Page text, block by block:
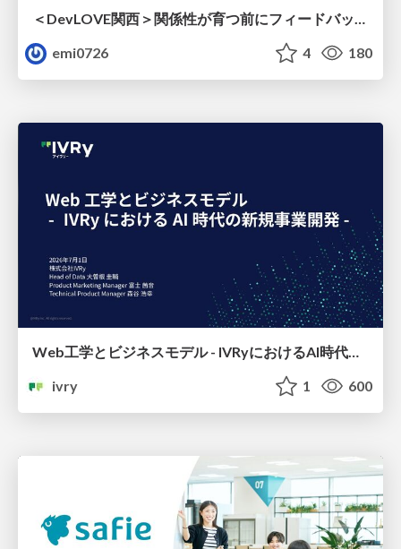
＜DevLOVE関西＞関係性が育つ前にフィードバックを届ける ～関係性が育つのを待てないとき、どう渡すのか～
emi0726
4 180
Web工学とビジネスモデル - IVRyにおけるAI時代の新規事業開発 -
ivry
1 600